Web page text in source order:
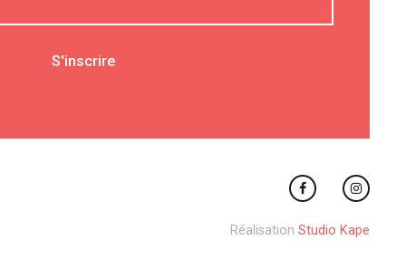
Réalisation Studio Kape